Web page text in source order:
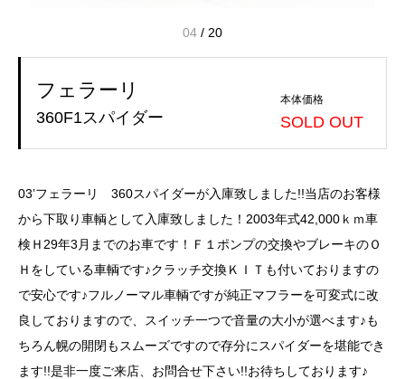
04 / 20
フェラーリ
360F1スパイダー
本体価格
SOLD OUT
03’フェラーリ 360スパイダーが入庫致しました!!当店のお客様
から下取り車輌として入庫致しました！2003年式42,000ｋｍ車
検Ｈ29年3月までのお車です！Ｆ１ポンプの交換やブレーキのＯ
Ｈをしている車輌です♪クラッチ交換ＫＩＴも付いておりますの
で安心です♪フルノーマル車輌ですが純正マフラーを可変式に改
良しておりますので、スイッチ一つで音量の大小が選べます♪も
ちろん幌の開閉もスムーズですので存分にスパイダーを堪能でき
ます!!是非一度ご来店、お問合せ下さい!!お待ちしております♪